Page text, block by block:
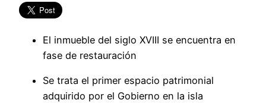
El inmueble del siglo XVIII se encuentra en
fase de restauración
Se trata el primer espacio patrimonial
adquirido por el Gobierno en la isla